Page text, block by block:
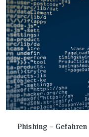
Exploitation“.
Phishing –